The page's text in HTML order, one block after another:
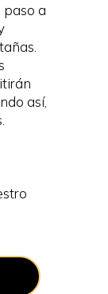
paso a
así,